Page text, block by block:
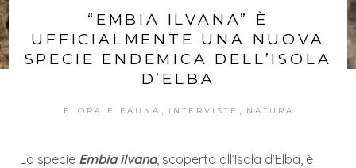
“EMBIA ILVANA” È
UFFICIALMENTE UNA NUOVA
SPECIE ENDEMICA DELL’ISOLA
D’ELBA
FLORA E FAUNA INTERVISTE NATURA
La specie Embia ilvana, scoperta all’Isola d’Elba, è